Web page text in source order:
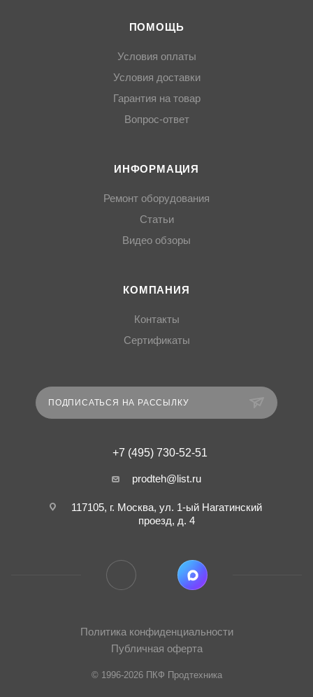
ПОМОЩЬ
Условия оплаты
Условия доставки
Гарантия на товар
Вопрос-ответ
ИНФОРМАЦИЯ
Ремонт оборудования
Статьи
Видео обзоры
КОМПАНИЯ
Контакты
Сертификаты
ПОДПИСАТЬСЯ НА РАССЫЛКУ
+7 (495) 730-52-51
prodteh@list.ru
117105, г. Москва, ул. 1-ый Нагатинский
проезд, д. 4
Политика конфиденциальности
Публичная оферта
© 1996-2026 ПКФ Продтехника